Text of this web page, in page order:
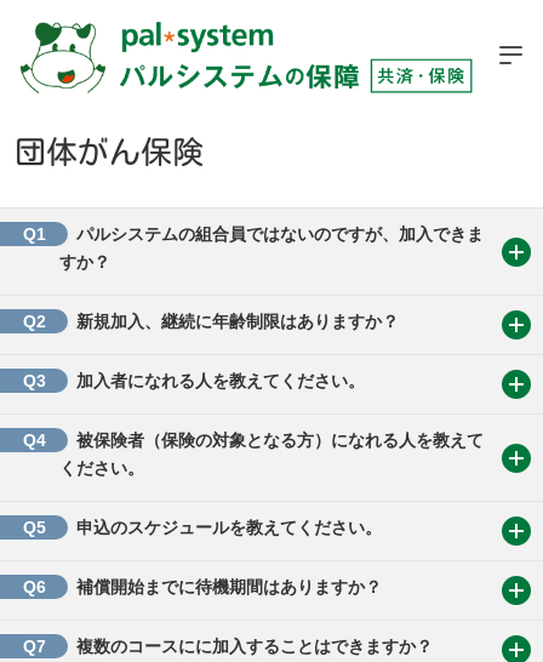
団体がん保険
Q1
パルシステムの組合員ではないのですが、加入できま
すか？
Q2 新規加入、継続に年齢制限はありますか？
Q3 加入者になれる人を教えてください。
Q4
被保険者（保険の対象となる方）になれる人を教えて
ください。
Q5 申込のスケジュールを教えてください。
Q6 補償開始までに待機期間はありますか？
Q7 複数のコースにに加入することはできますか？